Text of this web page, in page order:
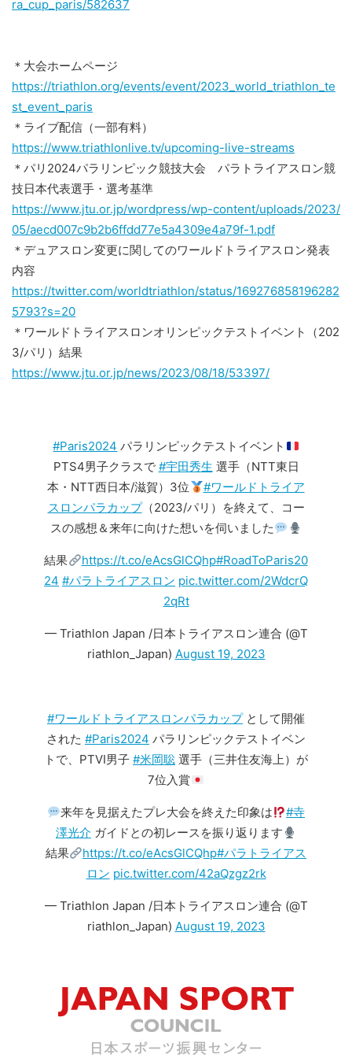
ra_cup_paris/582637
＊大会ホームページ
https://triathlon.org/events/event/2023_world_triathlon_te
st_event_paris
＊ライブ配信（一部有料）
https://www.triathlonlive.tv/upcoming-live-streams
＊パリ2024パラリンピック競技⼤会 パラトライアスロン競
技日本代表選手・選考基準
https://www.jtu.or.jp/wordpress/wp-content/uploads/2023/
05/aecd007c9b2b6ffdd77e5a4309e4a79f-1.pdf
＊デュアスロン変更に関してのワールドトライアスロン発表
内容
https://twitter.com/worldtriathlon/status/169276858196282
5793?s=20
＊ワールドトライアスロンオリンピックテストイベント（202
3/パリ）結果
https://www.jtu.or.jp/news/2023/08/18/53397/
#Paris2024 パラリンピックテストイベント
PTS4男子クラスで #宇田秀生 選手（NTT東日
本・NTT西日本/滋賀）3位
#ワールドトライア
スロンパラカップ（2023/パリ）を終えて、コー
スの感想＆来年に向けた想いを伺いました
結果 https://t.co/eAcsGlCQhp#RoadToParis20
24 #パラトライアスロン pic.twitter.com/2WdcrQ
2qRt
— Triathlon Japan /日本トライアスロン連合 (@T
riathlon_Japan) August 19, 2023
#ワールドトライアスロンパラカップとして開催
された #Paris2024 パラリンピックテストイベン
トで、PTVI男子 #米岡聡 選手（三井住友海上）が
7位入賞
来年を見据えたプレ大会を終えた印象は
#寺
澤光介 ガイドとの初レースを振り返ります
結果
https://t.co/eAcsGlCQhp#パラトライアス
ロン pic.twitter.com/42aQzgz2rk
— Triathlon Japan /日本トライアスロン連合 (@T
riathlon_Japan) August 19, 2023